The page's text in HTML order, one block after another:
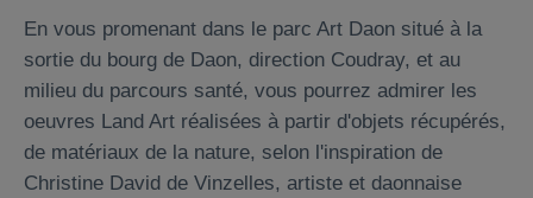
En vous promenant dans le parc Art Daon situé à la
sortie du bourg de Daon, direction Coudray, et au
milieu du parcours santé, vous pourrez admirer les
oeuvres Land Art réalisées à partir d'objets récupérés,
de matériaux de la nature, selon l'inspiration de
Christine David de Vinzelles, artiste et daonnaise